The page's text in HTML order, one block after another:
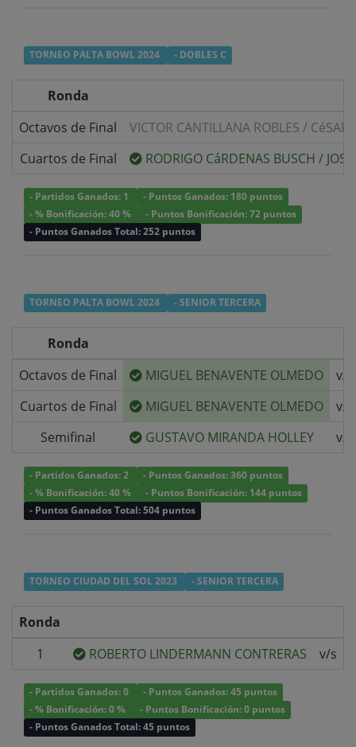
TORNEO PALTA BOWL 2024 - DOBLES C
Ronda
Octavos de Final
VICTOR CANTILLANA ROBLES / CéSAR
Cuartos de Final
RODRIGO CáRDENAS BUSCH /
- Partidos Ganados: 1
- Puntos Ganados: 180 puntos
- % Bonificación: 40 %
- Puntos Bonificación: 72 puntos
- Puntos Ganados Total: 252 puntos
TORNEO PALTA BOWL 2024 - SENIOR TERCERA
Ronda
Octavos de Final
MIGUEL BENAVENTE OLMEDO
v/s
Cuartos de Final
MIGUEL BENAVENTE OLMEDO
v/s
Semifinal
GUSTAVO MIRANDA HOLLEY v/s
- Partidos Ganados: 2
- Puntos Ganados: 360 puntos
- % Bonificación: 40 %
- Puntos Bonificación: 144 puntos
- Puntos Ganados Total: 504 puntos
TORNEO CIUDAD DEL SOL 2023 - SENIOR TERCERA
Ronda
1
ROBERTO LINDERMANN CONTRERAS v/s
- Partidos Ganados: 0
- Puntos Ganados: 45 puntos
- % Bonificación: 0 %
- Puntos Bonificación: 0 puntos
- Puntos Ganados Total: 45 puntos